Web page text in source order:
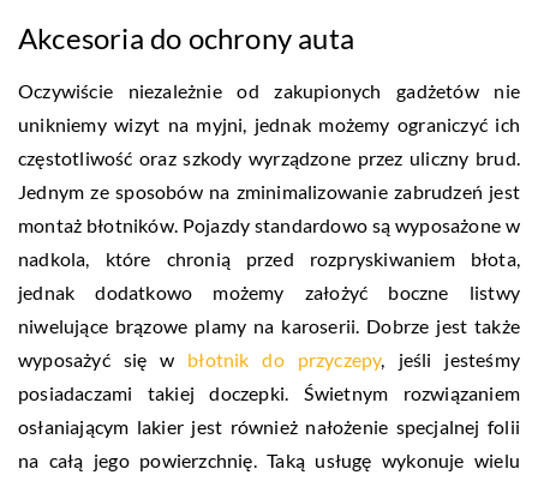
Akcesoria do ochrony auta
Oczywiście niezależnie od zakupionych gadżetów nie
unikniemy wizyt na myjni, jednak możemy ograniczyć ich
częstotliwość oraz szkody wyrządzone przez uliczny brud.
Jednym ze sposobów na zminimalizowanie zabrudzeń jest
montaż błotników. Pojazdy standardowo są wyposażone w
nadkola, które chronią przed rozpryskiwaniem błota,
jednak dodatkowo możemy założyć boczne listwy
niwelujące brązowe plamy na karoserii. Dobrze jest także
wyposażyć się w błotnik do przyczepy, jeśli jesteśmy
posiadaczami takiej doczepki. Świetnym rozwiązaniem
osłaniającym lakier jest również nałożenie specjalnej folii
na całą jego powierzchnię. Taką usługę wykonuje wielu